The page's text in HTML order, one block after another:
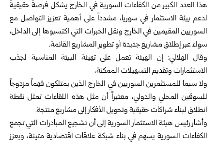
هذا العدد الكبير من الكفاءات السورية في الخارج يشكل فرصةً حقيقيةً
لدعم بيئة الاستثمار في سوريا، مشدداً على أهمية تعزيز التواصل مع
السوريين المقيمين في الخارج ونقل الخبرات التي اكتسبوها إلى الداخل،
سواء عبر إطلاق مشاريع جديدة أو تطوير المشاريع القائمة.
وقال الهلالي: إن الهيئة تعمل على تهيئة البيئة المناسبة لجذب
الاستثمارات وتقديم التسهيلات الممكنة،
ولا سيما للمستثمرين السوريين في الخارج الذين يمتلكون فهماً مزدوجاً
للسوقين المحلي والدولي، معتبراً أن مثل هذه اللقاءات تمثل نقطة
انطلاق لبناء شراكات حقيقية وتحويل الأفكار إلى مشاريع منتجة.
وأشار رئيس هيئة الاستثمار السورية إلى أن تشجيع المبادرات التي تجمع
الكفاءات السورية يسهم في بناء شبكة علاقات اقتصادية متينة، ويعزز